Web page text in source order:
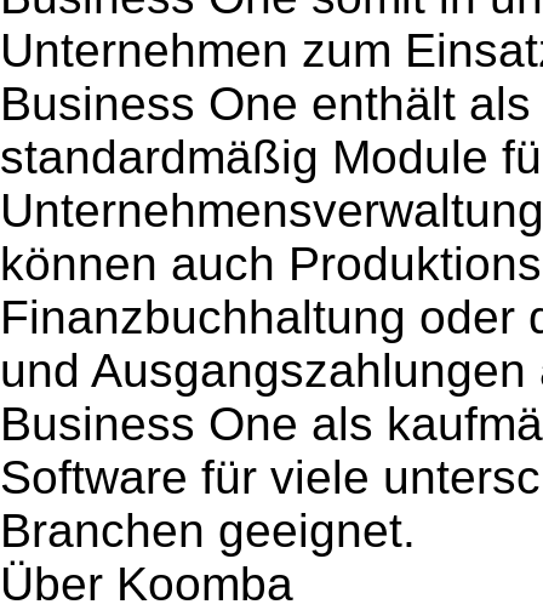
Unternehmen zum
Business One enthält
standardmäßig Module
können auch
Finanzbuchhaltung oder
und
Business One als
Software für viele
Branchen geeignet.
Über Koomba